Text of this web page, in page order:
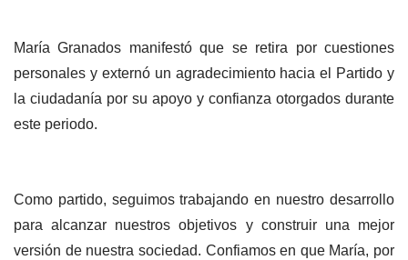
María Granados manifestó que se retira por cuestiones
personales y externó un agradecimiento hacia el Partido y
la ciudadanía por su apoyo y confianza otorgados durante
este periodo.
Como partido, seguimos trabajando en nuestro desarrollo
para alcanzar nuestros objetivos y construir una mejor
versión de nuestra sociedad. Confiamos en que María, por